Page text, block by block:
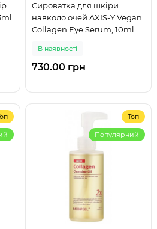
Сироватка для шкіри
навколо очей AXIS-Y Vegan
Collagen Eye Serum, 10ml
В наявності
730.00 грн
Топ
Популярний